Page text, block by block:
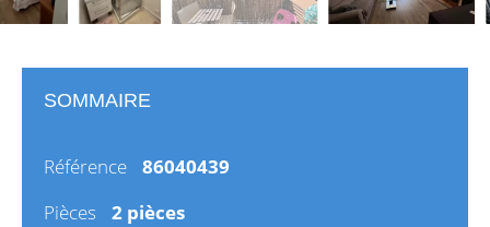
SOMMAIRE
Référence
86040439
Pièces
2 pièces